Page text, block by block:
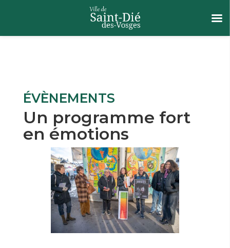
ÉVÈNEMENTS
Un programme fort
en émotions